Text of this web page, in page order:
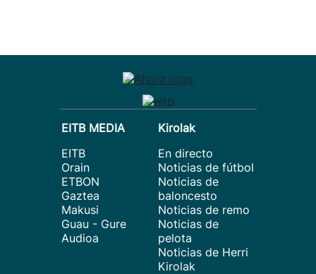
EITB MEDIA
EITB
Orain
ETBON
Gaztea
Makusi
Guau - Gure
Audioa
Kirolak
En directo
Noticias de fútbol
Noticias de
baloncesto
Noticias de remo
Noticias de
pelota
Noticias de Herri
Kirolak